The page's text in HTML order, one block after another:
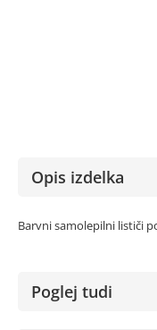
Opis izdelka
Barvni samolepilni lističi
Poglej tudi